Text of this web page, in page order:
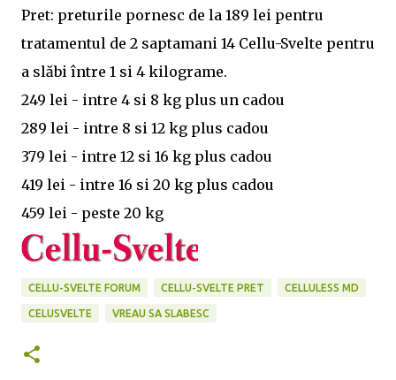
Pret: preturile pornesc de la 189 lei pentru
tratamentul de 2 saptamani 14 Cellu-Svelte pentru
a slăbi între 1 si 4 kilograme.
249 lei - intre 4 si 8 kg plus un cadou
289 lei - intre 8 si 12 kg plus cadou
379 lei - intre 12 si 16 kg plus cadou
419 lei - intre 16 si 20 kg plus cadou
459 lei - peste 20 kg
CELLU-SVELTE FORUM CELLU-SVELTE PRET CELLULESS MD
CELUSVELTE VREAU SA SLABESC